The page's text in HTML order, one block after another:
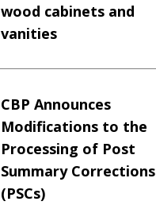
wood cabinets and
vanities
CBP Announces
Modifications to the
Processing of Post
Summary Corrections
(PSCs)